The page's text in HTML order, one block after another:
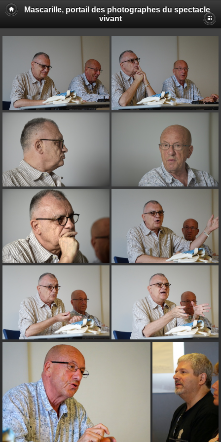
Mascarille, portail des photographes du spectacle
vivant